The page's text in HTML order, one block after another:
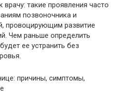
такие проявления часто
позвоночника и
провоцирующим развитие
Чем раньше определить
ее устранить без
причины, симптомы,